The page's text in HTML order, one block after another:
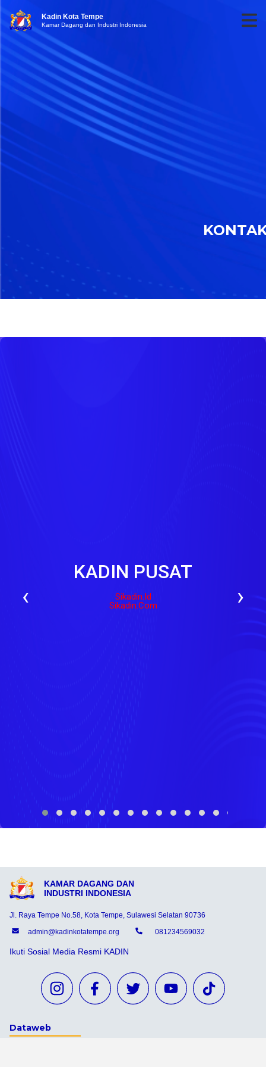
Kadin Kota Tempe
Kamar Dagang dan Industri Indonesia
KADIN PUSAT
Sikadin.id
Sikadin.com
‹ ›
KAMAR DAGANG DAN
INDUSTRI INDONESIA
Jl. Raya Tempe No.58, Kota Tempe, Sulawesi Selatan 90736
admin@kadinkotatempe.org
081234569032
Ikuti Sosial Media Resmi KADIN
Dataweb